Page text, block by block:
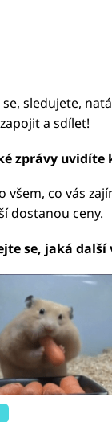
se, sledujete,
a sdílet!
zprávy uvidíte
všem, co vás
dostanou ceny.
se, jaká